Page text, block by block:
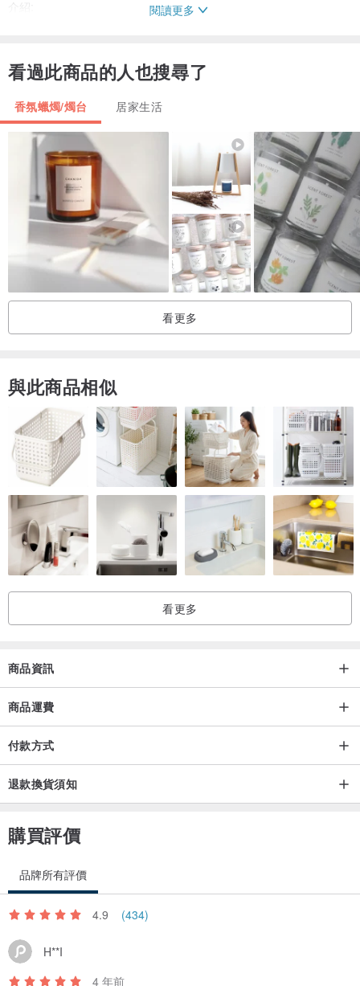
子，黑莓和蘋果的甜味，以及甜美的奶油香草和醋栗和葡萄乾。
前調: 覆盆子
中調: 蘋果
後調: 奶油香草
注意事項：
1、首次使用後，請確實將上層蠟平均融化，以免形成洞穴式凹陷
3、避免陽光直射，遠離火或炎熱位置。
4、請勿放置在塗有油漆、拋光或合成物的表面上。
5、請勿放置於兒童或寵物可接觸的位置。
6、切勿食用或直接塗抹於皮膚。
鑑賞期：
1、 商品內容以實物為主，商品一經拆封即難以回復商品原狀。若需
片之情況。
3、 若需辦理退換，請先聯繫設計館，確認拆封與否以及是否保持商
電話或e-mail通知我們，我們將盡速協助您處理退換貨事宜。
1、 滿千免運。
閱讀更多
看過此商品的人也搜尋了
香氛蠟燭/燭台 居家生活
看更多
與此商品相似
看更多
商品資訊
商品運費
付款方式
退款換貨須知
購買評價
品牌所有評價
4.9 (434)
H**I
4 年前